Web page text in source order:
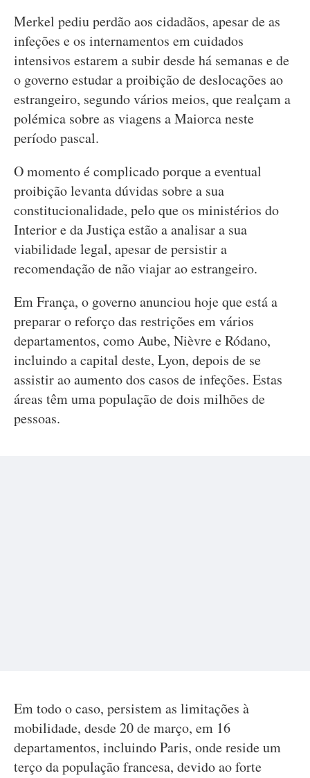
Merkel pediu perdão aos cidadãos, apesar de as
infeções e os internamentos em cuidados
intensivos estarem a subir desde há semanas e de
o governo estudar a proibição de deslocações ao
estrangeiro, segundo vários meios, que realçam a
polémica sobre as viagens a Maiorca neste
período pascal.
O momento é complicado porque a eventual
proibição levanta dúvidas sobre a sua
constitucionalidade, pelo que os ministérios do
Interior e da Justiça estão a analisar a sua
viabilidade legal, apesar de persistir a
recomendação de não viajar ao estrangeiro.
Em França, o governo anunciou hoje que está a
preparar o reforço das restrições em vários
departamentos, como Aube, Nièvre e Ródano,
incluindo a capital deste, Lyon, depois de se
assistir ao aumento dos casos de infeções. Estas
áreas têm uma população de dois milhões de
pessoas.
Em todo o caso, persistem as limitações à
mobilidade, desde 20 de março, em 16
departamentos, incluindo Paris, onde reside um
terço da população francesa, devido ao forte